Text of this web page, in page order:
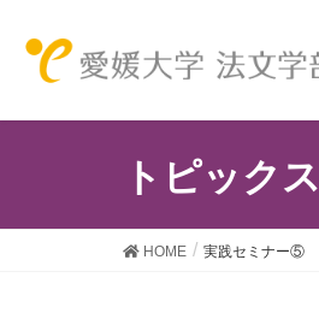
トピックス
HOME 実践セミナー⑤